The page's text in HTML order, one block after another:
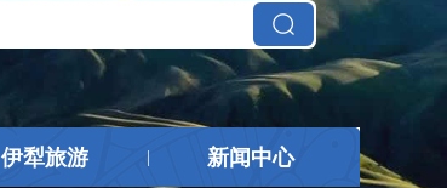
伊犁旅游 新闻中心